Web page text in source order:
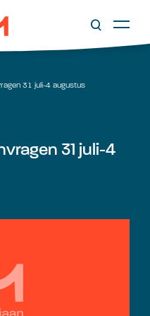
31 juli-4 augustus
31 juli-4